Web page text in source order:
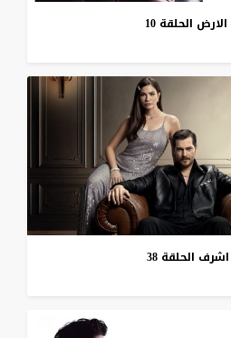
الارض الحلقة 10
اشرف الحلقة 38